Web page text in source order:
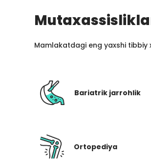
Mamlakatdagi eng yaxshi
Bariatrik jarrohlik
Ortopediya